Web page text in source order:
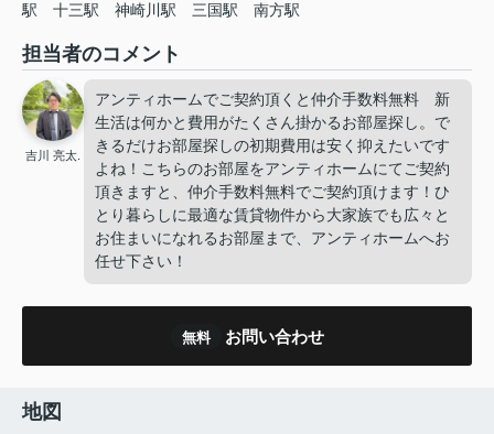
駅
十三駅 神崎川駅 三国駅 南方駅
担当者のコメント
吉川 亮太.
アンティホームでご契約頂くと仲介手数料無料 新
生活は何かと費用がたくさん掛かるお部屋探し。で
きるだけお部屋探しの初期費用は安く抑えたいです
よね！こちらのお部屋をアンティホームにてご契約
頂きますと、仲介手数料無料でご契約頂けます！ひ
とり暮らしに最適な賃貸物件から大家族でも広々と
お住まいになれるお部屋まで、アンティホームへお
任せ下さい！
無料 お問い合わせ
地図